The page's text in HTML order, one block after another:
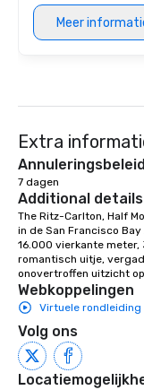
Meer
Extra
Annuleringsbeleid
7 dagen
Additional details
The Ritz-Carlton, Half
in de San Francisco
16.000 vierkante meter,
romantisch uitje,
onovertroffen uitzicht
Webkoppelingen
Virtuele rondleiding
Volg ons